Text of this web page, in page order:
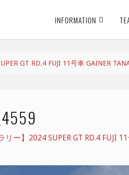
INFORMATION
GT RD.4 FUJI 11号車 GAINER
リー】2024 SUPER GT RD.4 FUJI